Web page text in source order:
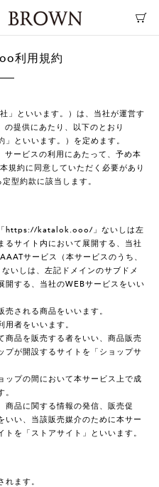
利用規約
」といいます。）は、当社が運営す
提供にあたり、以下のとおり
といいます。）を定めます。
ービスの利用にあたって、予め本
規約に同意していただく必要があり
型約款に該当します。
「https://katalok.ooo/」ないしは左
るサイト内において展開する、当社
サービス（本サービスのうち、
いしは、左記ドメインのサブドメ
開する、当社のWEBサービスをいい
売される商品をいいます。
用者をいいます。
商品を販売する者をいい、商品販売
プが開設するサイトを「ショップサ
ップの間において本サービス上で成
商品に関する情報の発信、販売促
いい、当該販売媒介のために本サー
を「ストアサイト」といいます。
れます。